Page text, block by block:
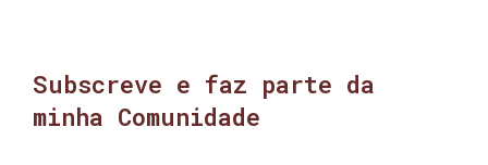
Subscreve e faz parte da
minha Comunidade